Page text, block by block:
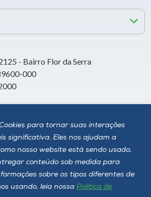
para tornar suas interações
significativa. Eles nos ajudam a
nosso website está sendo usado,
conteúdo sob medida para
sobre os tipos diferentes de
usando, leia nossa Política de
- Bairro Flor da Serra
000